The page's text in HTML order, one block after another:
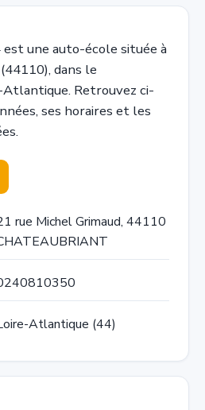
une auto-école située à
(44110), dans le
Retrouvez ci-
ses horaires et les
rue Michel Grimaud, 44110
Atlantique (44)